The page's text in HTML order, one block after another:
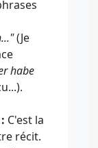
(Je
habe
C'est la
récit.